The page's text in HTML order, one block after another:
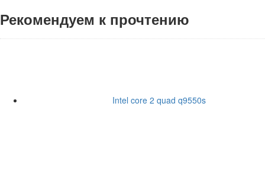
Рекомендуем к прочтению
Intel core 2 quad q9550s